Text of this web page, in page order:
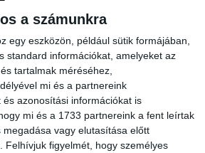
a számunkra
egy eszközön, például sütik formájában,
standard információkat, amelyeket az
tartalmak méréséhez,
mi és a partnereink
azonosítási információkat is
mi és a 1733 partnereink a fent leírtak
vagy elutasítása előtt
Felhívjuk figyelmét, hogy személyes
technológiai
– írja a
az átlagos
Shadow AI
szerezhetik
Digital Center 2026.